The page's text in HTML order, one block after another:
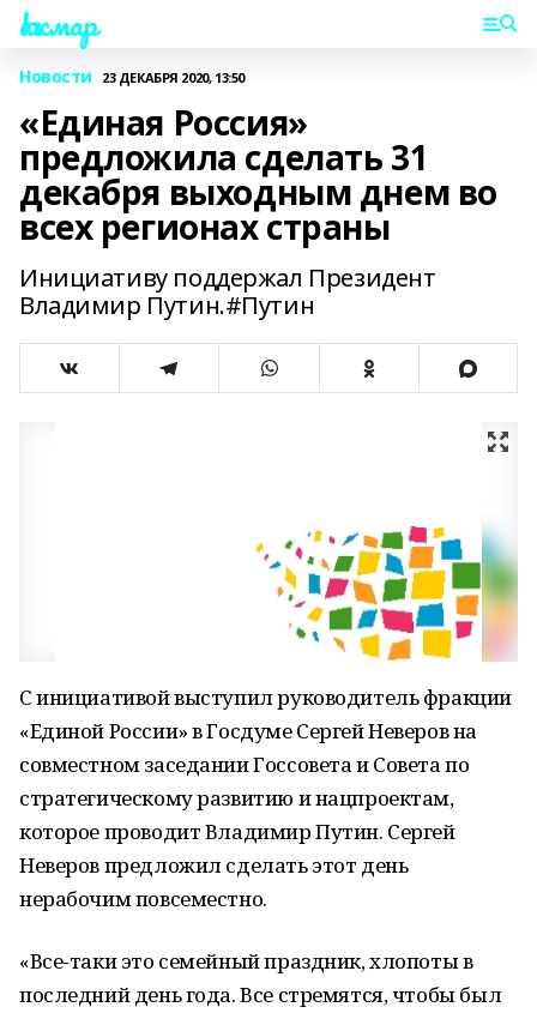
Һаҡмар
Новости 23 ДЕКАБРЯ 2020, 13:50
«Единая Россия»
предложила сделать 31
декабря выходным днем во
всех регионах страны
Инициативу поддержал Президент
Владимир Путин.#Путин
С инициативой выступил руководитель фракции
«Единой России» в Госдуме Сергей Неверов на
совместном заседании Госсовета и Совета по
стратегическому развитию и нацпроектам,
которое проводит Владимир Путин. Сергей
Неверов предложил сделать этот день
нерабочим повсеместно.
«Все-таки это семейный праздник, хлопоты в
последний день года. Все стремятся, чтобы был